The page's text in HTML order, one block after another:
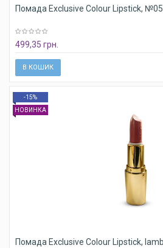
Помада Exclusive Colour Lipstick,
499,35 грн.
В КОШИК
-15%
НОВИНКА
Помада Exclusive Colour Lipstick,